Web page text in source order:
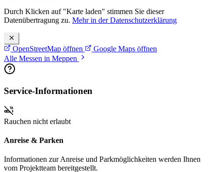
Durch Klicken auf "Karte laden" stimmen Sie dieser
Datenübertragung zu. Mehr in der Datenschutzerklärung
OpenStreetMap öffnen
Google Maps öffnen
Alle Messen in Meppen
Service-Informationen
Rauchen nicht erlaubt
Anreise & Parken
Informationen zur Anreise und Parkmöglichkeiten werden Ihnen
vom Projektteam bereitgestellt.